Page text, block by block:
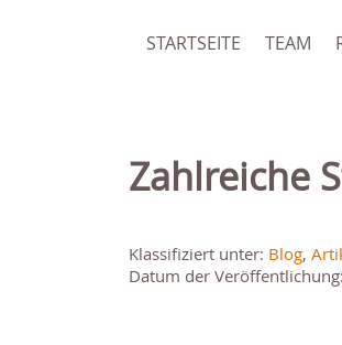
STARTSEITE TEAM
Zahlreiche
Klassifiziert unter: Blog,
Datum der